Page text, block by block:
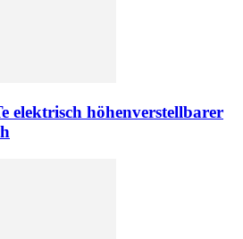
elektrisch höhenverstellbarer